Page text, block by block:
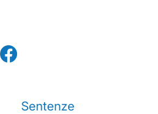
Sentenze